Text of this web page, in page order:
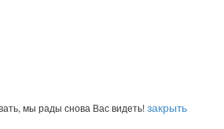
мы рады снова Вас видеть!закрыть